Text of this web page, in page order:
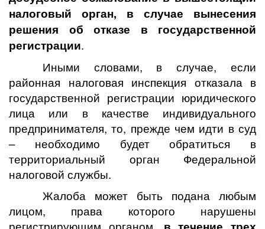
налоговый орган, в случае вынесения
решения об отказе в государственной
регистрации.
Иными словами, в случае, если
районная налоговая инспекция отказала в
государственной регистрации юридического
лица или в качестве индивидуального
предпринимателя, то, прежде чем идти в суд
– необходимо будет обратиться в
территориальный орган Федеральной
налоговой службы.
Жалоба может быть подана любым
лицом, права которого нарушены